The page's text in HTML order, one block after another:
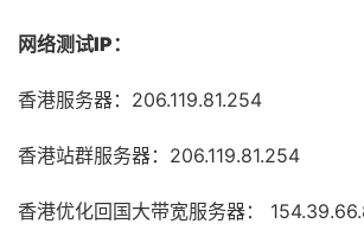
网络测试IP：
香港服务器：206.119.81.254
香港站群服务器：206.119.81.254
香港优化回国大带宽服务器：